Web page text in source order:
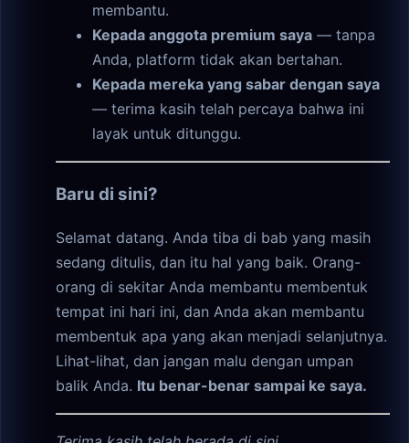
membantu.
Kepada anggota premium saya — tanpa
Anda, platform tidak akan bertahan.
Kepada mereka yang sabar dengan saya
— terima kasih telah percaya bahwa ini
layak untuk ditunggu.
Baru di sini?
Selamat datang. Anda tiba di bab yang masih
sedang ditulis, dan itu hal yang baik. Orang-
orang di sekitar Anda membantu membentuk
tempat ini hari ini, dan Anda akan membantu
membentuk apa yang akan menjadi selanjutnya.
Lihat-lihat, dan jangan malu dengan umpan
balik Anda. Itu benar-benar sampai ke saya.